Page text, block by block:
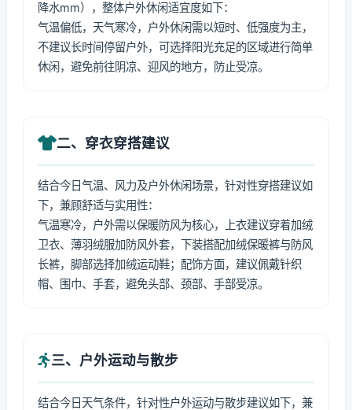
降水mm），整体户外休闲适宜度如下：
气温偏低，天气寒冷，户外休闲需以短时、低强度为主，
不建议长时间停留户外，可选择阳光充足的区域进行简单
休闲，避免前往阴凉、迎风的地方，防止受凉。
二、穿衣穿搭建议
结合今日气温、风力及户外休闲场景，针对性穿搭建议如
下，兼顾舒适与实用性：
气温寒冷，户外需以保暖防风为核心，上衣建议穿着加绒
卫衣、薄羽绒服加防风外套，下装搭配加绒保暖裤与防风
长裤，脚部选择加绒运动鞋；配饰方面，建议佩戴针织
帽、围巾、手套，避免头部、颈部、手部受凉。
三、户外运动与散步
结合今日天气条件，针对性户外运动与散步建议如下，兼